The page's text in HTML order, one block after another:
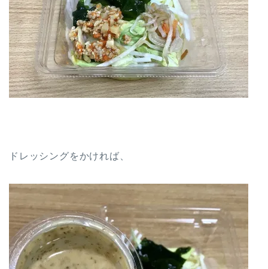
ドレッシングをかければ、